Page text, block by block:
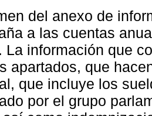
del anexo de
a las cuentas
La información que
apartados, que
que incluye los
por el grupo